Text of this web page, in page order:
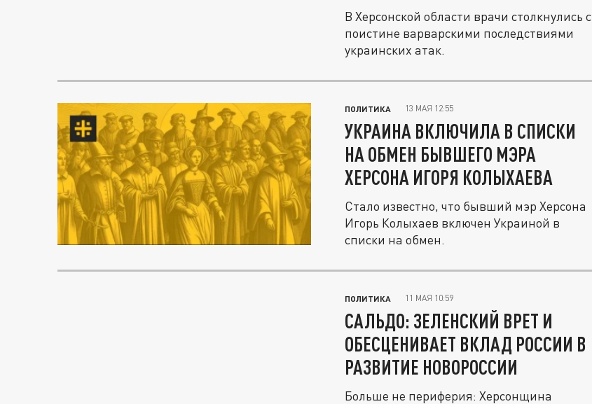
В Херсонской области врачи столкнулись с
поистине варварскими последствиями
украинских атак.
ПОЛИТИКА 13 МАЯ 12:55
УКРАИНА ВКЛЮЧИЛА В СПИСКИ
НА ОБМЕН БЫВШЕГО МЭРА
ХЕРСОНА ИГОРЯ КОЛЫХАЕВА
Стало известно, что бывший мэр Херсона
Игорь Колыхаев включен Украиной в
списки на обмен.
ПОЛИТИКА 11 МАЯ 10:59
САЛЬДО: ЗЕЛЕНСКИЙ ВРЕТ И
ОБЕСЦЕНИВАЕТ ВКЛАД РОССИИ В
РАЗВИТИЕ НОВОРОССИИ
Больше не периферия: Херсонщина